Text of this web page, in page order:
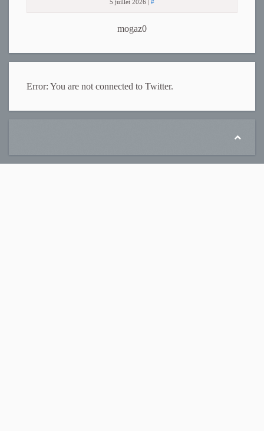
5 juillet 2026 | #
mogaz0
Error: You are not connected to Twitter.